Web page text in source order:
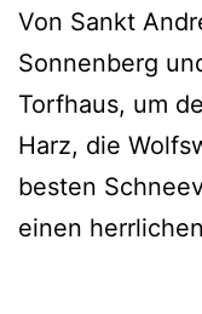
Von Sankt
Sonnenberg
Torfhaus, um
Harz, die
besten
einen